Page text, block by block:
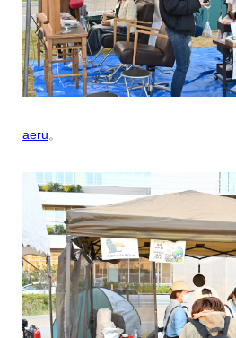
aeru。